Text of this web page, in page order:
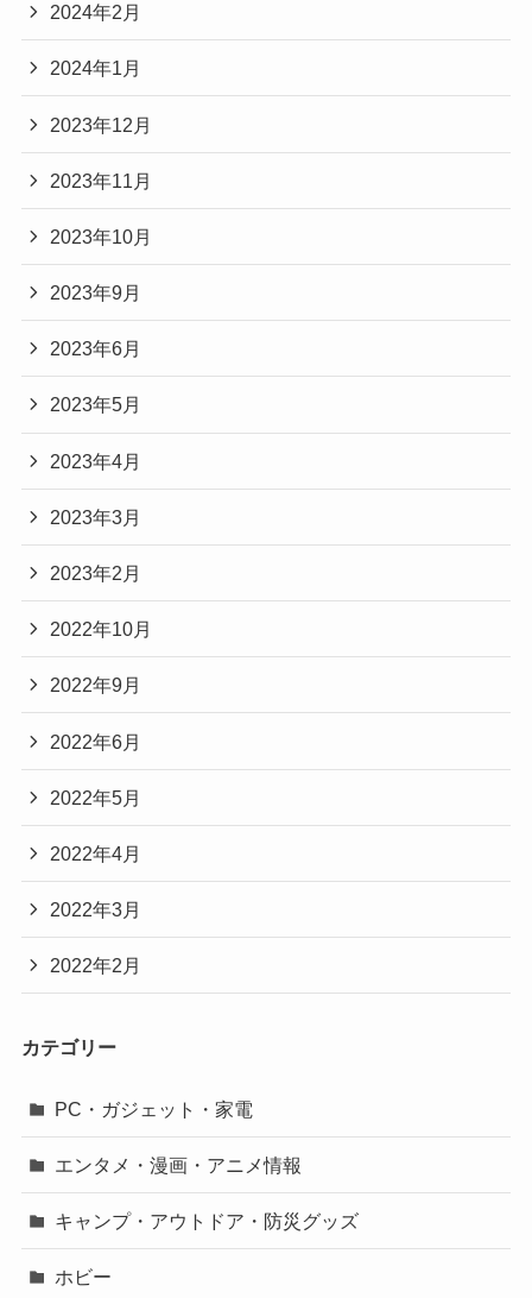
2024年2月
2024年1月
2023年12月
2023年11月
2023年10月
2023年9月
2023年6月
2023年5月
2023年4月
2023年3月
2023年2月
2022年10月
2022年9月
2022年6月
2022年5月
2022年4月
2022年3月
2022年2月
カテゴリー
PC・ガジェット・家電
エンタメ・漫画・アニメ情報
キャンプ・アウトドア・防災グッズ
ホビー